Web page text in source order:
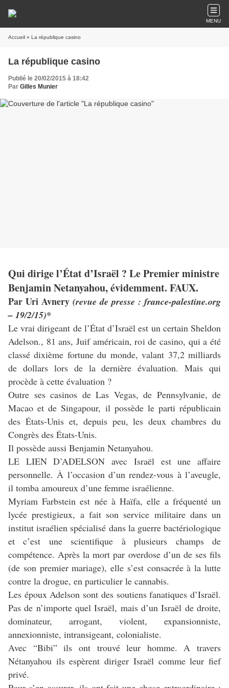
MENU
Accueil » La république casino
La république casino
Publié le 20/02/2015 à 18:42
Par Gilles Munier
Qui dirige l’État d’Israël ? Le Premier ministre
Benjamin Netanyahou, évidemment. FAUX.
Par Uri Avnery (revue de presse : france-palestine.org
– 19/2/15)*
Le vrai dirigeant de l’État d’Israël est un certain Sheldon
Adelson., 81 ans, Juif américain, roi de casino, qui a été
classé dixième fortune du monde, valant 37,2 milliards
de dollars lors de la dernière évaluation. Mais qui
procède à cette évaluation ?
Outre ses casinos de Las Vegas, de Pennsylvanie, de
Macao et de Singapour, il possède le parti républicain
des États-Unis et, depuis peu, les deux chambres du
Congrès des États-Unis.
Il possède aussi Benjamin Netanyahou.
LE LIEN D’ADELSON avec Israël est une affaire
personnelle. À l’occasion d’un rendez-vous à l’aveugle,
il tomba amoureux d’une femme israélienne.
Myriam Farbstein est née à Haïfa, elle a fréquenté un
lycée prestigieux, a fait son service militaire dans un
institut israélien spécialisé dans la guerre bactériologique
et c’est une scientifique à plusieurs champs de
compétence. Après la mort par overdose d’un de ses fils
(de son premier mariage), elle s’est consacrée à la lutte
contre la drogue, en particulier le cannabis.
Les époux Adelson sont des soutiens fanatiques d’Israël.
Pas de n’importe quel Israël, mais d’un Israël de droite,
dominateur, arrogant, violent, expansionniste,
annexionniste, intransigeant, colonialiste.
Avec “Bibi” ils ont trouvé leur homme. A travers
Nétanyahou ils espèrent diriger Israël comme leur fief
privé.